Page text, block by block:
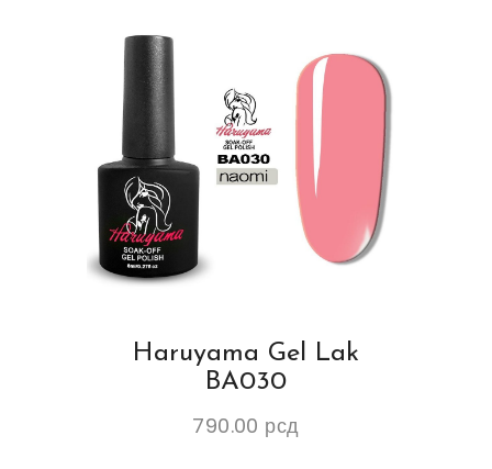
Haruyama Gel Lak
BA030
790.00 рсд